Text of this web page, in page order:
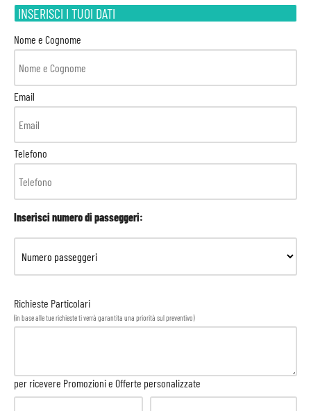
INSERISCI I TUOI DATI
Nome e Cognome
Email
Telefono
Inserisci numero di passeggeri:
Richieste Particolari
(in base alle tue richieste ti verrà garantita una priorità sul preventivo)
per ricevere Promozioni e Offerte personalizzate